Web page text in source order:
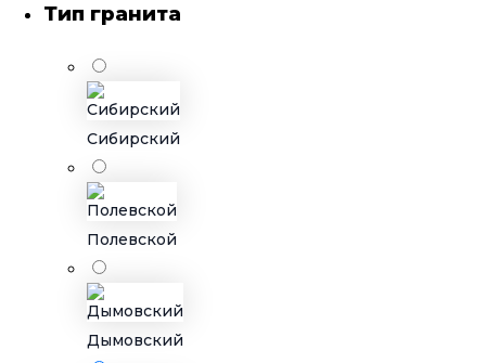
Тип гранита
Дымовский
Полевской
Сибирский